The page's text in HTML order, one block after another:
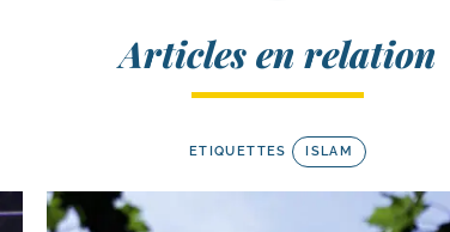
Articles en relation
ETIQUETTES ISLAM